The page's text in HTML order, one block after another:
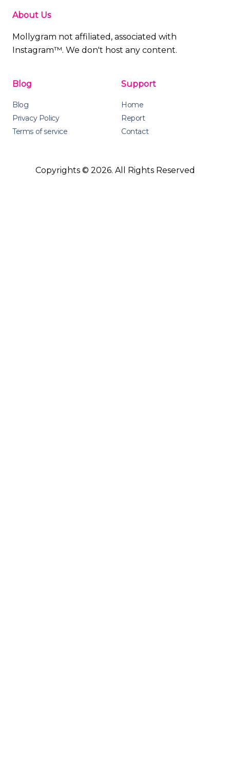
About Us
Mollygram not affiliated, associated with
Instagram™. We don't host any content.
Blog
Blog
Privacy Policy
Terms of service
Support
Home
Report
Contact
Copyrights © 2026. All Rights Reserved